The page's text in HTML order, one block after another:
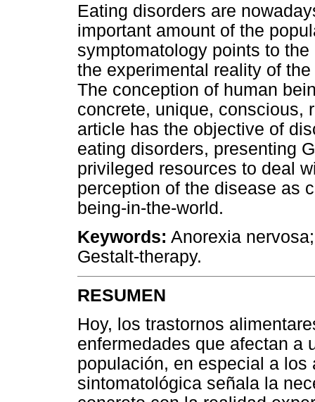
Eating disorders are
important amount of the
symptomatology points to
the experimental reality of
The conception of human
concrete, unique, conscious,
article has the objective of
eating disorders, presenting
privileged resources to deal
perception of the disease as
being-in-the-world.
Keywords: Anorexia
Gestalt-therapy.
RESUMEN
Hoy, los trastornos
enfermedades que afectan a
populación, en especial a
sintomatológica señala la